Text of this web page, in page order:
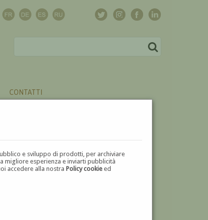
e sviluppo di prodotti, per archiviare
migliore esperienza e inviarti pubblicità
accedere alla nostraPolicy cookie ed
CONTATTI
W X Y Z ⬅